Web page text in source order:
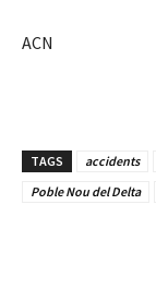
ACN
TAGS accidents
Poble Nou del Delta